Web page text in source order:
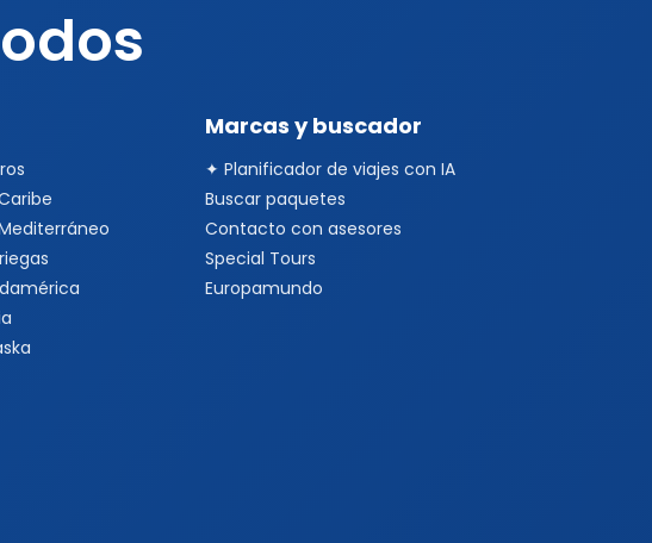
Marcas y buscador
✦ Planificador de viajes con IA
Buscar paquetes
Contacto con asesores
Special Tours
Europamundo